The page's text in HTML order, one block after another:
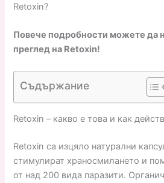
Retoxin?
Повече подробности можете да
преглед на Retoxin!
Съдържание
Retoxin – какво е това и как
Retoxin са изцяло натурални
стимулират храносмилането и
от над 200 вида паразити.